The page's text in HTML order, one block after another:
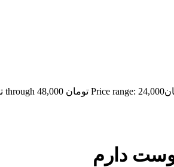
Price range: 24,000 تومان through 48,000 تومان
دارم